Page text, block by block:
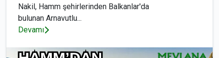
Nakil, Hamm şehirlerinden Balkanlar'da
bulunan Arnavutlu...
Devamı